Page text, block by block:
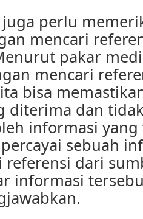
perlu
mencari
pakar
mencari
bisa
diterima dan
informasi yang
sebuah
referensi dari
informasi